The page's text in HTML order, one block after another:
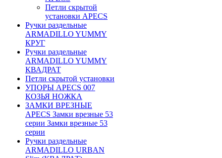
Петли скрытой
установки APECS
Ручки раздельные
ARMADILLO YUMMY
КРУГ
Ручки раздельные
ARMADILLO YUMMY
КВАДРАТ
Петли скрытой установки
УПОРЫ APECS 007
КОЗЬЯ НОЖКА
ЗАМКИ ВРЕЗНЫЕ
APECS Замки врезные 53
серии Замки врезные 53
серии
Ручки раздельные
ARMADILLO URBAN